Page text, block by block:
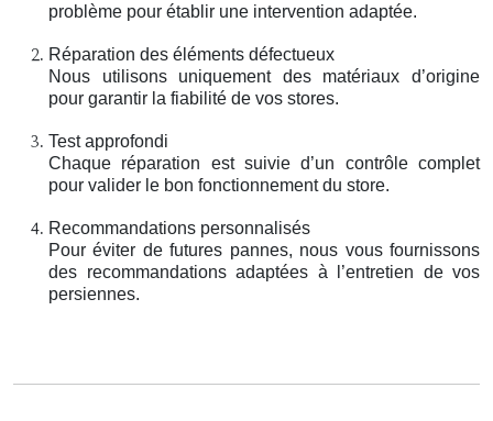
problème pour établir une intervention adaptée.
Réparation des éléments défectueux
Nous utilisons uniquement des matériaux d’origine
pour garantir la fiabilité de vos stores.
Test approfondi
Chaque réparation est suivie d’un contrôle complet
pour valider le bon fonctionnement du store.
Recommandations personnalisés
Pour éviter de futures pannes, nous vous fournissons
des recommandations adaptées à l’entretien de vos
persiennes.